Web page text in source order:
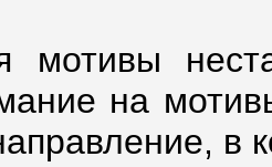
мотивы
на
в